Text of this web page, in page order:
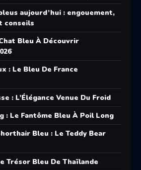
aujourd’hui : engouement,
conseils
Bleu À Découvrir
: Le Bleu De France
: L’Élégance Venue Du Froid
: Le Fantôme Bleu À Poil Long
Bleu : Le Teddy Bear
Trésor Bleu De Thaïlande